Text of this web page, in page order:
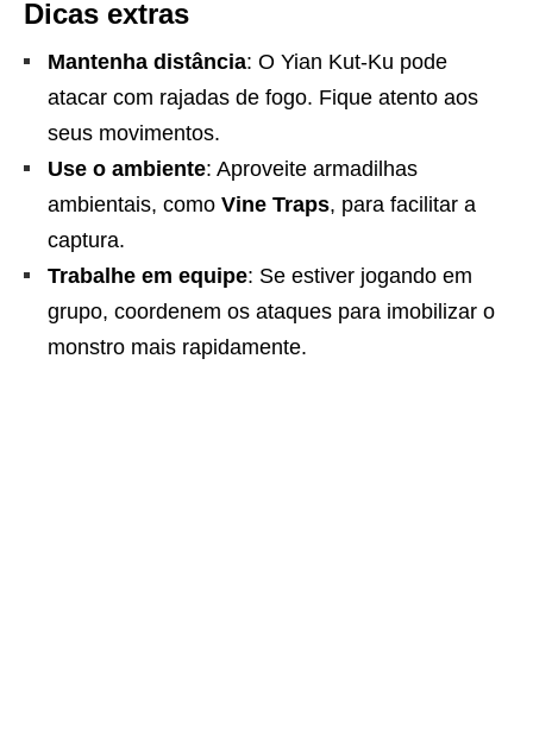
Dicas extras
Mantenha distância: O Yian Kut-Ku pode
atacar com rajadas de fogo. Fique atento aos
seus movimentos.
Use o ambiente: Aproveite armadilhas
ambientais, como Vine Traps, para facilitar a
captura.
Trabalhe em equipe: Se estiver jogando em
grupo, coordenem os ataques para imobilizar o
monstro mais rapidamente.